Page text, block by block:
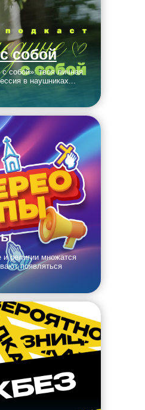
собой
собой»: твоя личная
в наушниках...
и религии множатся
появляться